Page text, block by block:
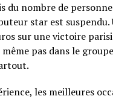
du nombre de
star est suspendu.
sur une victoire
pas dans le
les meilleures